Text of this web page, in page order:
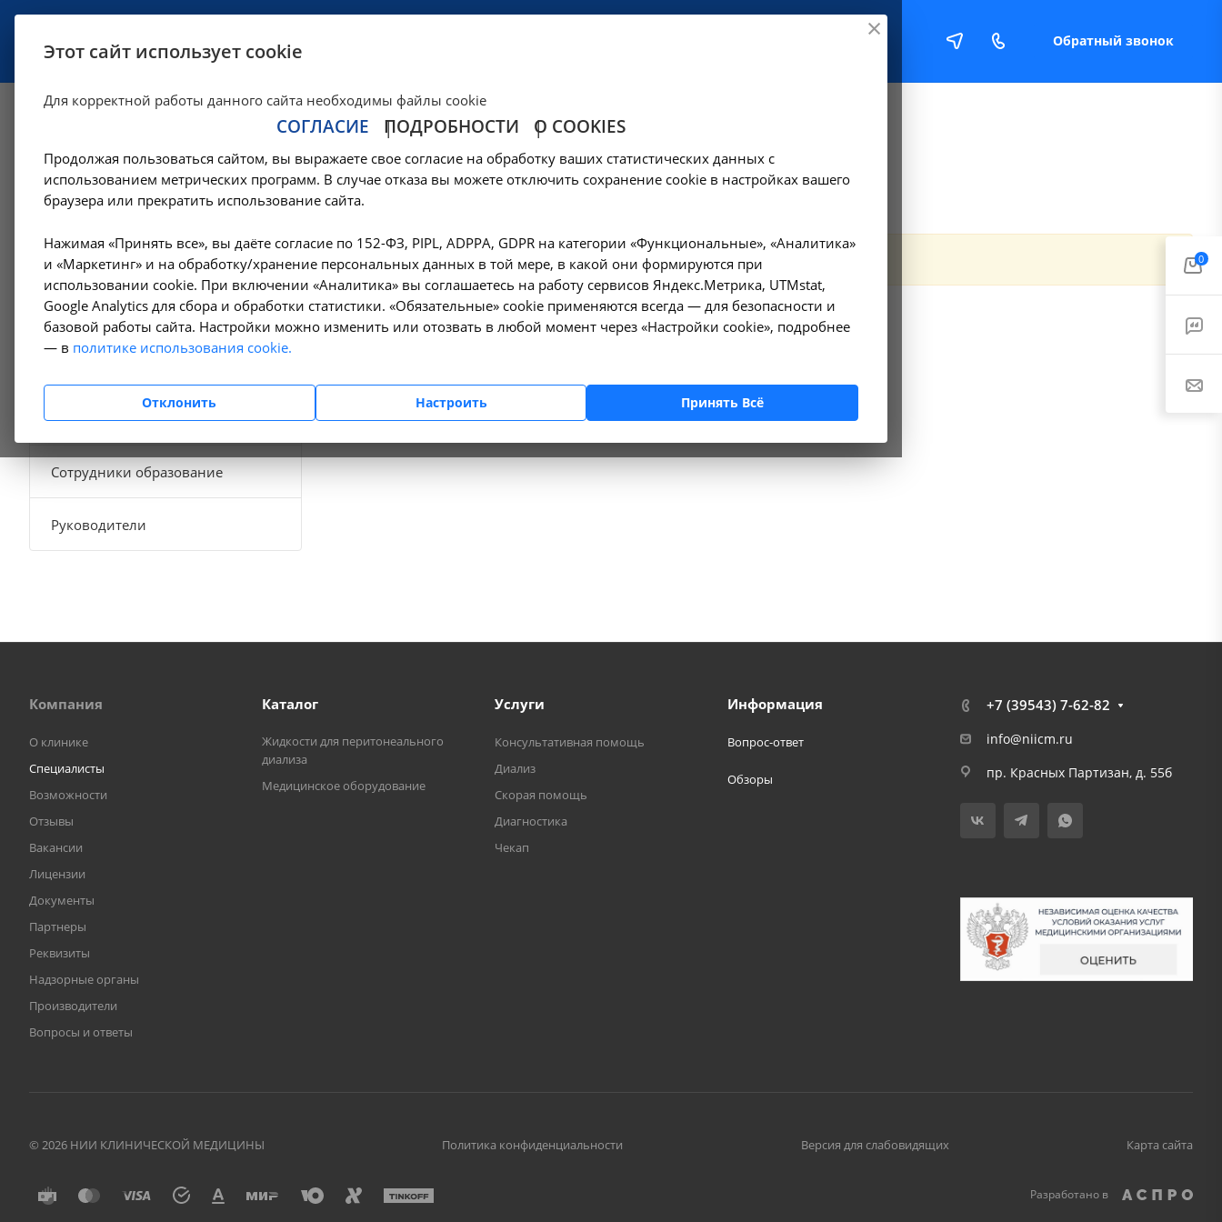
Обратный звонок
Лучевая диагностика
О клинике — Сотрудники — Лучевая диагностика
Нет сотрудников
Специалисты поликлиник
Амбулаторный диализ
Скорая медицинская помощь
Сотрудники образование
Руководители
Компания
О клинике
Специалисты
Возможности
Отзывы
Вакансии
Лицензии
Документы
Партнеры
Реквизиты
Надзорные органы
Производители
Вопросы и ответы
Каталог
Жидкости для перитонеального
диализа
Медицинское оборудование
Услуги
Консультативная помощь
Диализ
Скорая помощь
Диагностика
Чекап
Информация
Вопрос-ответ
Обзоры
+7 (39543) 7-62-82
info@niicm.ru
пр. Красных Партизан, д. 55б
© 2026 НИИ КЛИНИЧЕСКОЙ МЕДИЦИНЫ Политика конфиденциальности Версия для слабовидящих Карта сайта
Разработано в
0
Этот сайт использует cookie
Для корректной работы данного сайта необходимы файлы cookie
СОГЛАСИЕ ПОДРОБНОСТИ О COOKIES
Продолжая пользоваться сайтом, вы выражаете свое согласие на обработку ваших статистических данных с
использованием метрических программ. В случае отказа вы можете отключить сохранение cookie в настройках вашего
браузера или прекратить использование сайта.
Нажимая «Принять все», вы даёте согласие по 152-ФЗ, PIPL, ADPPA, GDPR на категории «Функциональные», «Аналитика»
и «Маркетинг» и на обработку/хранение персональных данных в той мере, в какой они формируются при
использовании cookie. При включении «Аналитика» вы соглашаетесь на работу сервисов Яндекс.Метрика, UTMstat,
Google Analytics для сбора и обработки статистики. «Обязательные» cookie применяются всегда — для безопасности и
базовой работы сайта. Настройки можно изменить или отозвать в любой момент через «Настройки cookie», подробнее
— в политике использования cookie.
Отклонить Настроить Принять Всё